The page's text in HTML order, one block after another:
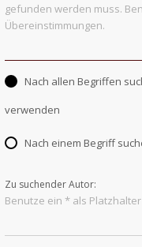
gefunden werden muss.
Übereinstimmungen.
Nach allen Begriffen
verwenden
Nach einem Begriff
Zu suchender Autor:
Benutze ein * als